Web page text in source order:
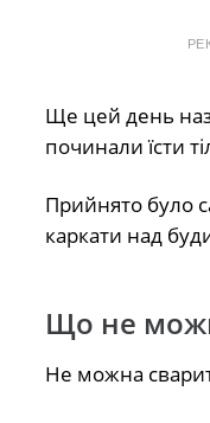
Ще цей день
починали їсти
Прийнято було
каркати над
Що не
Не можна